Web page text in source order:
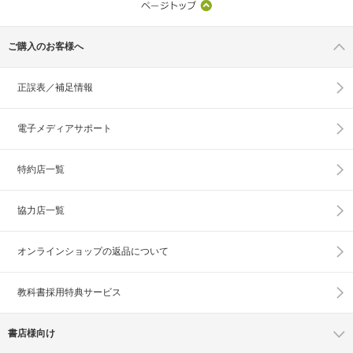
ご購入のお客様へ
正誤表／補足情報
電子メディアサポート
特約店一覧
協力店一覧
オンラインショップの返品について
教科書採用特典サービス
書店様向け